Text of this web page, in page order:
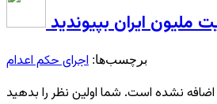
ملیون ایران بپیوندید
برچسب‌ها: اجرای حکم اعدام